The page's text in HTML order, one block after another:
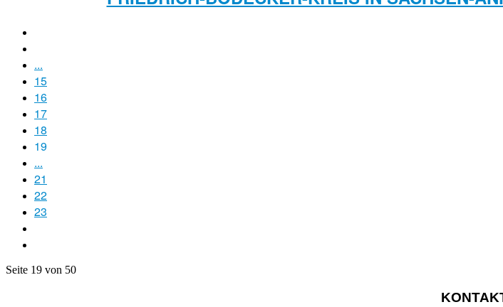
...
15
16
17
18
19
...
21
22
23
Seite 19 von 50